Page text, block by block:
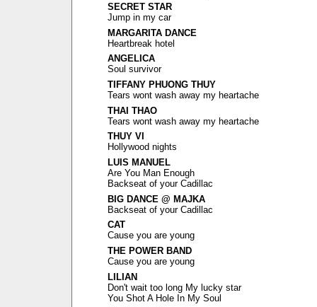
SECRET STAR
Jump in my car
MARGARITA DANCE
Heartbreak hotel
ANGELICA
Soul survivor
TIFFANY PHUONG THUY
Tears wont wash away my heartache
THAI THAO
Tears wont wash away my heartache
THUY VI
Hollywood nights
LUIS MANUEL
Are You Man Enough
Backseat of your Cadillac
BIG DANCE @ MAJKA
Backseat of your Cadillac
CAT
Cause you are young
THE POWER BAND
Cause you are young
LILIAN
Don't wait too long My lucky star
You Shot A Hole In My Soul